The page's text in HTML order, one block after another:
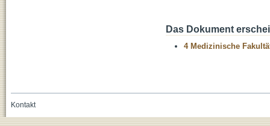
Das Dokument
4 Medizinische
Kontakt